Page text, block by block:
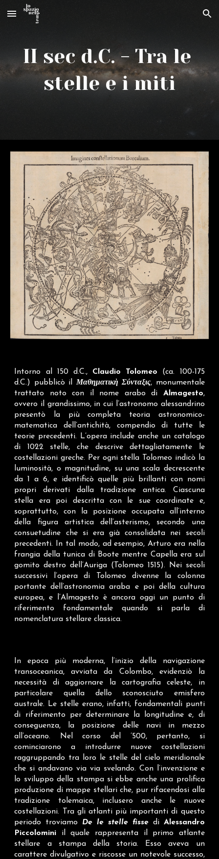
Skip to main content Skip to navigation
II sec d.C. - Tra le
stelle e i miti
Intorno al 150 d.C., Claudio Tolomeo (ca. 100-175
d.C.) pubblicò ilΜαθηματικὴ Σύνταξις, monumentale
trattato noto con il nome arabo di Almagesto,
ovvero il grandissimo, in cui l’astronomo alessandrino
presentò la più completa teoria astronomico-
matematica dell’antichità, compendio di tutte le
teorie precedenti. L’opera include anche un catalogo
di 1022 stelle, che descrive dettagliatamente le
costellazioni greche. Per ogni stella Tolomeo indicò la
luminosità, o magnitudine, su una scala decrescente
da 1 a 6, e identificò quelle più brillanti con nomi
propri derivati dalla tradizione antica. Ciascuna
stella era poi descritta con le sue coordinate e,
soprattutto, con la posizione occupata all’interno
della figura artistica dell’asterismo, secondo una
consuetudine che si era già consolidata nei secoli
precedenti. In tal modo, ad esempio, Arturo era nella
frangia della tunica di Boote mentre Capella era sul
gomito destro dell’Auriga (Tolomeo 1515). Nei secoli
successivi l’opera di Tolomeo divenne la colonna
portante dell’astronomia araba e poi della cultura
europea, e l’Almagesto è ancora oggi un punto di
riferimento fondamentale quando si parla di
nomenclatura stellare classica.
In epoca più moderna, l’inizio della navigazione
transoceanica, avviata da Colombo, evidenziò la
necessità di aggiornare la cartografia celeste, in
particolare quella dello sconosciuto emisfero
australe. Le stelle erano, infatti, fondamentali punti
di riferimento per determinare la longitudine e, di
conseguenza, la posizione delle navi in mezzo
all’oceano. Nel corso del ’500, pertanto, si
cominciarono a introdurre nuove costellazioni
raggruppando tra loro le stelle del cielo meridionale
che si andavano via via svelando. Con l’invenzione e
lo sviluppo della stampa si ebbe anche una prolifica
produzione di mappe stellari che, pur rifacendosi alla
tradizione tolemaica, inclusero anche le nuove
costellazioni. Tra gli atlanti più importanti di questo
periodo troviamo De le stelle fissedi Alessandro
Piccolomini il quale rappresenta il primo atlante
stellare a stampa della storia. Esso aveva un
carattere divulgativo e riscosse un notevole successo,